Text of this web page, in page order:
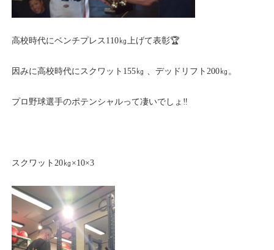
高校時代にベンチプレス110㎏上げて表彰🏆
因みに高校時代にスクワット155㎏ 、デッドリフト200㎏。
プロ野球選手のポテンシャルって凄いでしょ‼️
スクワット20㎏×10×3